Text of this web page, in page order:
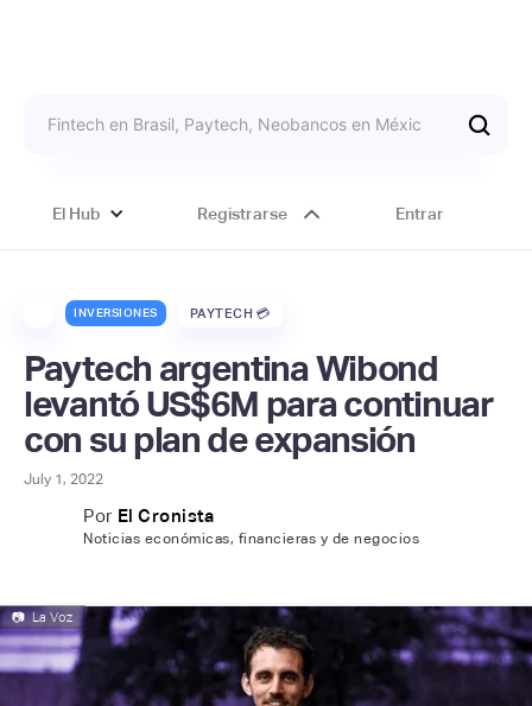
El Hub Registrarse Entrar
INVERSIONES PAYTECH 💳
Paytech argentina Wibond
levantó US$6M para continuar
con su plan de expansión
July 1, 2022
Por El Cronista
Noticias económicas, financieras y de negocios
📷 La Voz